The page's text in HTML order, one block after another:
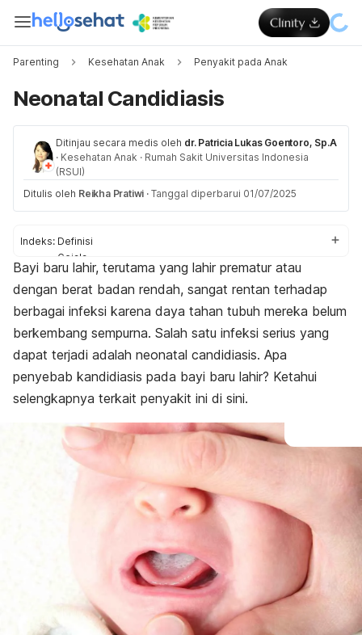
Parenting Kesehatan Anak Penyakit pada Anak
Neonatal Candidiasis
Ditinjau secara medis oleh dr. Patricia Lukas Goentoro, Sp.A
· Kesehatan Anak · Rumah Sakit Universitas Indonesia
(RSUI)
Ditulis oleh Reikha Pratiwi · Tanggal diperbarui 01/07/2025
Indeks: Definisi
Gejala
Penyebab
Bahaya
Diagnosis
Pencegahan
Bayi baru lahir, terutama yang lahir prematur atau
dengan berat badan rendah, sangat rentan terhadap
berbagai infeksi karena daya tahan tubuh mereka belum
berkembang sempurna. Salah satu infeksi serius yang
dapat terjadi adalah neonatal candidiasis. Apa
penyebab kandidiasis pada bayi baru lahir? Ketahui
selengkapnya terkait penyakit ini di sini.